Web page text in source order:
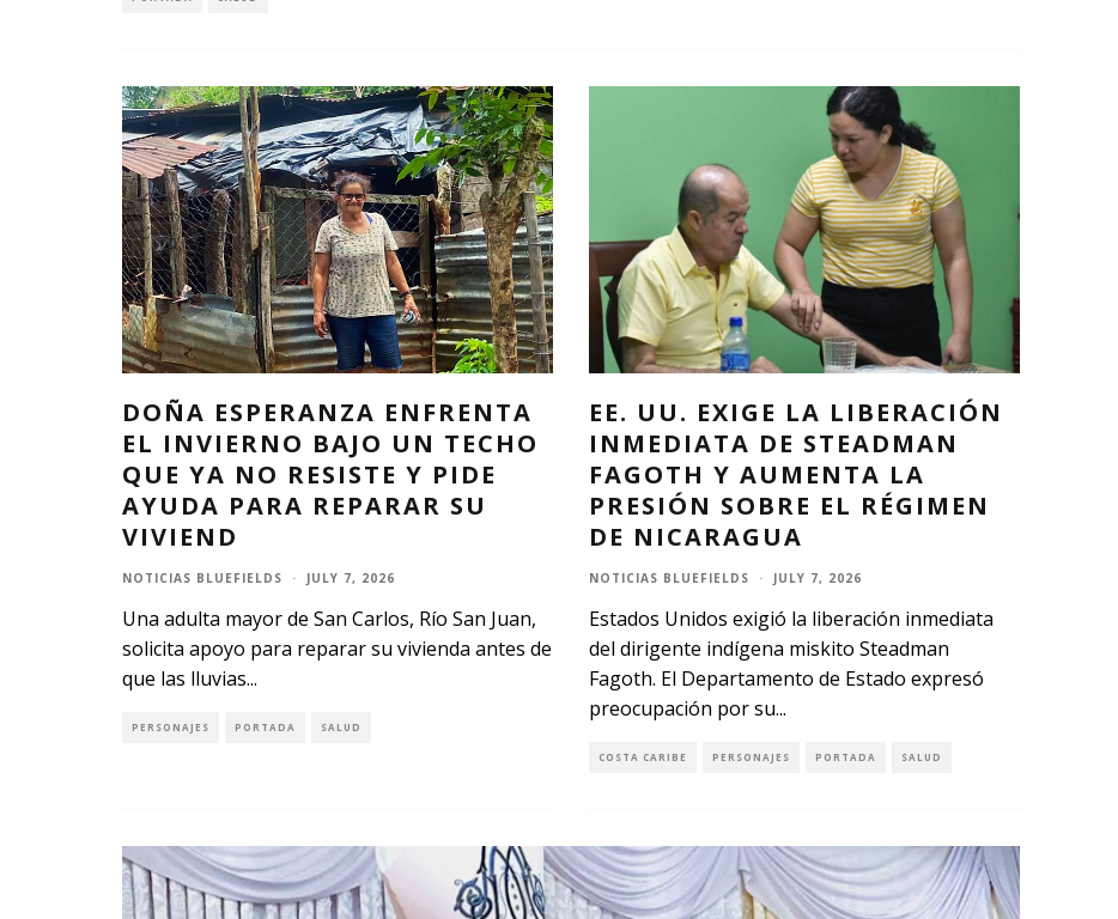
DOÑA ESPERANZA ENFRENTA
EL INVIERNO BAJO UN TECHO
QUE YA NO RESISTE Y PIDE
AYUDA PARA REPARAR SU
VIVIEND
NOTICIAS BLUEFIELDS · JULY 7, 2026
Una adulta mayor de San Carlos, Río San Juan,
solicita apoyo para reparar su vivienda antes de
que las lluvias...
PERSONAJES PORTADA SALUD
EE. UU. EXIGE LA LIBERACIÓN
INMEDIATA DE STEADMAN
FAGOTH Y AUMENTA LA
PRESIÓN SOBRE EL RÉGIMEN
DE NICARAGUA
NOTICIAS BLUEFIELDS · JULY 7, 2026
Estados Unidos exigió la liberación inmediata
del dirigente indígena miskito Steadman
Fagoth. El Departamento de Estado expresó
preocupación por su...
COSTA CARIBE PERSONAJES PORTADA SALUD